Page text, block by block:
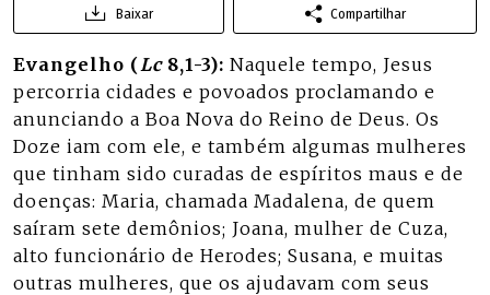
Baixar Compartilhar
Evangelho (Lc8,1-3): Naquele tempo, Jesus
percorria cidades e povoados proclamando e
anunciando a Boa Nova do Reino de Deus. Os
Doze iam com ele, e também algumas mulheres
que tinham sido curadas de espíritos maus e de
doenças: Maria, chamada Madalena, de quem
saíram sete demônios; Joana, mulher de Cuza,
alto funcionário de Herodes; Susana, e muitas
outras mulheres, que os ajudavam com seus